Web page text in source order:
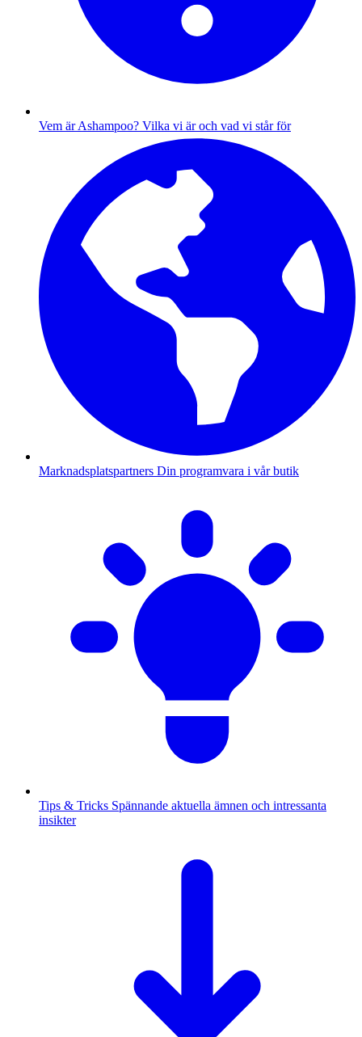
Vem är Ashampoo? Vilka vi är och vad vi står för
Marknadsplatspartners Din programvara i vår butik
Tips & Tricks Spännande aktuella ämnen och intressanta
insikter